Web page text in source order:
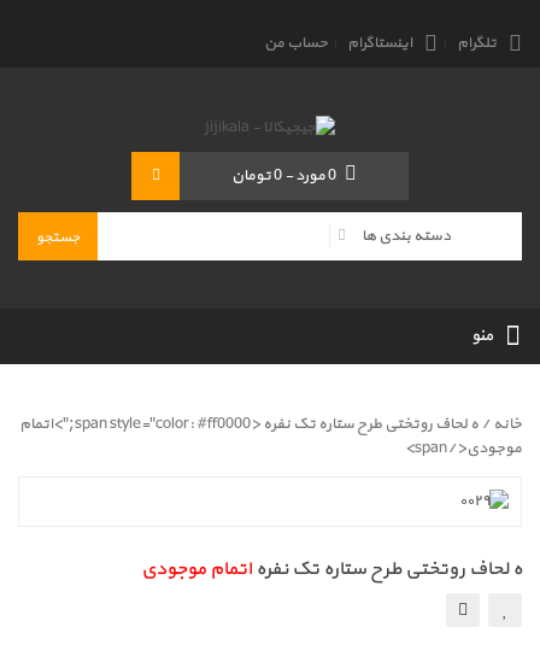
تلگرام اینستاگرام حساب من
0مورد- 0 تومان
منو
خانه
/ ه لحاف روتختی طرح ستاره تک نفره <span style="color: #ff0000;">اتمام
موجودی</span>
ه لحاف روتختی طرح ستاره تک نفره اتمام موجودی